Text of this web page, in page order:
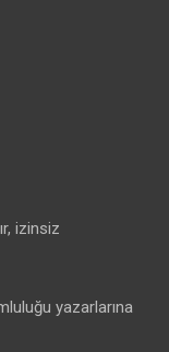
izinsiz
yazarlarına